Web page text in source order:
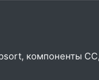
компоненты